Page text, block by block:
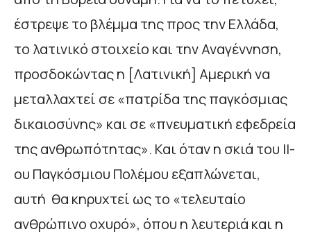
έστρεψε το βλέμμα της προς την Ελλάδα,
το λατινικό στοιχείο και την Αναγέννηση,
προσδοκώντας η [Λατινική] Αμερική να
μεταλλαχτεί σε «πατρίδα της παγκόσμιας
δικαιοσύνης» και σε «πνευματική εφεδρεία
της ανθρωπότητας». Και όταν η σκιά του ΙΙ-
ου Παγκόσμιου Πολέμου εξαπλώνεται,
αυτή θα κηρυχτεί ως το «τελευταίο
ανθρώπινο οχυρό», όπου η λευτεριά και η